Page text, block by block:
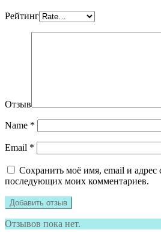
Рейтинг
Отзыв
Name *
Email *
Сохранить моё имя, email и адрес
последующих моих комментариев.
Отзывов пока нет.